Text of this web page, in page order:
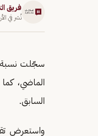
فريق
نُشر في
السابق.
واستعرض